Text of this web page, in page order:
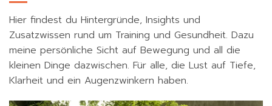
Hier findest du Hintergründe, Insights und
Zusatzwissen rund um Training und Gesundheit. Dazu
meine persönliche Sicht auf Bewegung und all die
kleinen Dinge dazwischen. Für alle, die Lust auf Tiefe,
Klarheit und ein Augenzwinkern haben.